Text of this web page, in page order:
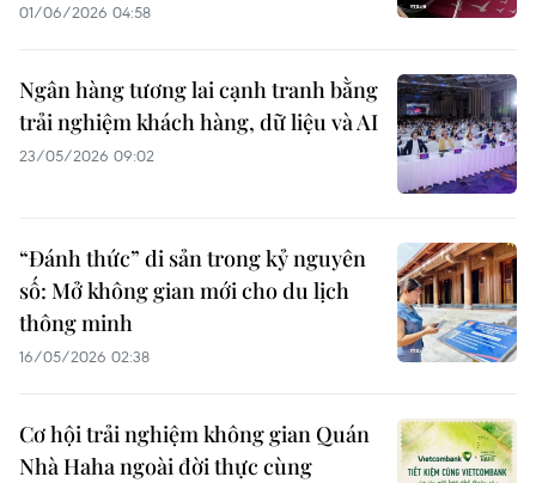
01/06/2026 04:58
Ngân hàng tương lai cạnh tranh bằng
trải nghiệm khách hàng, dữ liệu và AI
23/05/2026 09:02
“Đánh thức” di sản trong kỷ nguyên
số: Mở không gian mới cho du lịch
thông minh
16/05/2026 02:38
Cơ hội trải nghiệm không gian Quán
Nhà Haha ngoài đời thực cùng